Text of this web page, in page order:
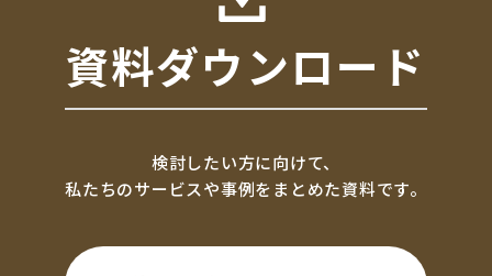
資料ダウンロード
検討したい方に向けて、
私たちのサービスや事例をまとめた資料です。